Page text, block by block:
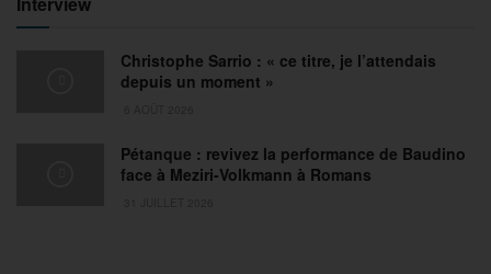
Christophe Sarrio : « ce titre, je l’attendais
depuis un moment »
Pétanque : revivez la performance de Baudino
face à Meziri-Volkmann à Romans